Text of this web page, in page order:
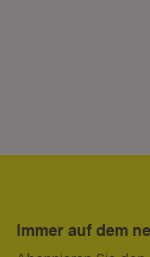
Immer auf dem